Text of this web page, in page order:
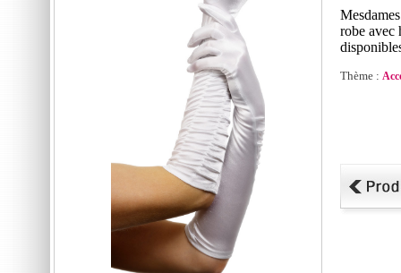
robe avec
Thème :